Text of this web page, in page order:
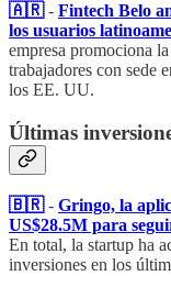
🇦🇷- Fintech Belo
los usuarios
empresa promociona
trabajadores con sede
los EE. UU.
Últimas
🇧🇷 - Gringo, la
US$28.5M para
En total, la startup ha
inversiones en los